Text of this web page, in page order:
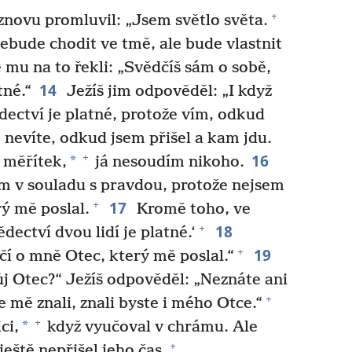
promluvil: „Jsem světlo světa. +
chodit ve tmě, ale bude vlastnit
na to řekli: „Svědčíš sám o sobě,
14 Ježíš jim odpověděl: „I když
je platné, protože vím, odkud
odkud jsem přišel a kam jdu.
měřítek, * + já nesoudím nikoho. 16
v souladu s pravdou, protože nejsem
mě poslal. + 17 Kromě toho, ve
dvou lidí je platné.‘ + 18
o mně Otec, který mě poslal.“ + 19
Ježíš odpověděl: „Neznáte ani
mě znali, znali byste i mého Otce.“ +
* + když vyučoval v chrámu. Ale
+